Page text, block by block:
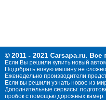
© 2011 - 2021 Carsapa.ru.
Если Вы решили купить новый
Подобрать новую машину не
Еженедельно производители
Если вы решили узнать новое из
Дополнительные сервисы:
пробок с помощью дорожных камер.